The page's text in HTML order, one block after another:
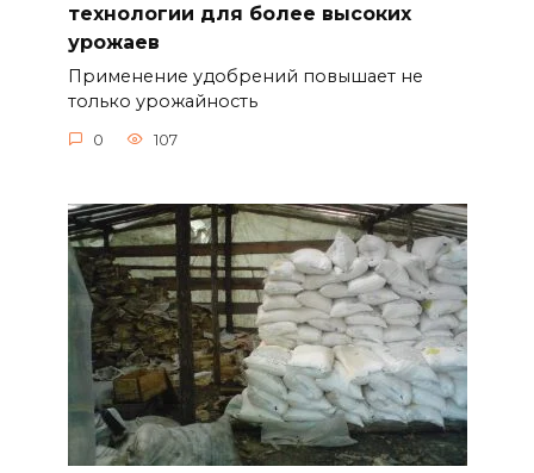
технологии для более высоких
урожаев
Применение удобрений повышает не
только урожайность
0 107